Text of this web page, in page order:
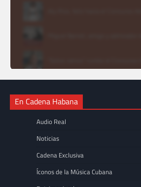
En Cadena Habana
Audio Real
Noticias
Cadena Exclusiva
Íconos de la Música Cubana